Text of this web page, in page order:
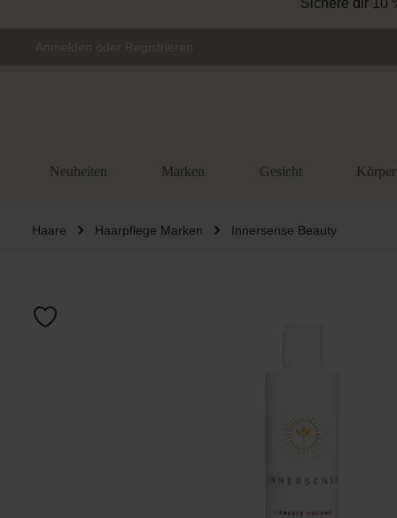
Anmelden oder Registrieren
Neuheiten Marken Gesicht Körper
Haare Haarpflege Marken Innersense Beauty